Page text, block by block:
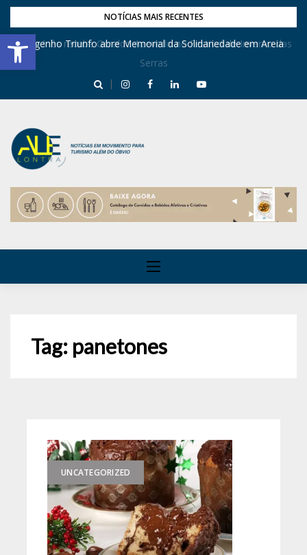
Barra de Ferramentas Aberta
NOTÍCIAS MAIS RECENTES
Dona Inês recebe Geraldo Azevedo no Festival de Inverno das
Serras
Engenho Triunfo abre Memorial da Solidariedade em Areia
Tag: panetones
UNCATEGORIZED